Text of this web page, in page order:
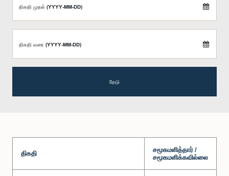
திகதி முதல் (YYYY-MM-DD)
திகதி வரை (YYYY-MM-DD)
தேடு
திகதி
சமூகமளித்தார் /
சமூகமளிக்கவில்லை